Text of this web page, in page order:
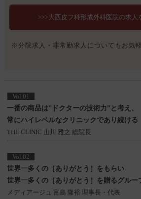
>>>大西皮フ科形成外科医院の求人
※分院求人・非常勤求人についてもお気
Vol.01
一番の商品は”ドクターの技術力”と考え、
常にハイレベルなクリニックであり続ける
THE CLINIC 山川 雅之 総院長
Vol.02
世界一多くの［ありがとう］をもらい
世界一多くの［ありがとう］を贈るグルー
メディアージュ 富島 隆裕 理事長・代表